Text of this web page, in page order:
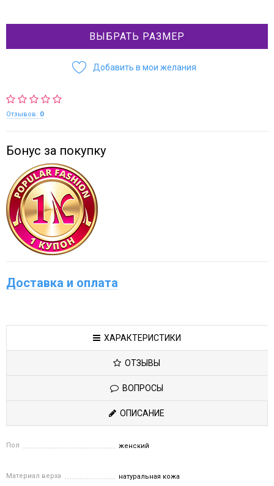
ВЫБРАТЬ РАЗМЕР
Добавить в мои желания
Отзывов: 0
Бонус за покупку
Доставка и оплата
ХАРАКТЕРИСТИКИ
ОТЗЫВЫ
ВОПРОСЫ
ОПИСАНИЕ
Пол женский
Материал верха натуральная кожа